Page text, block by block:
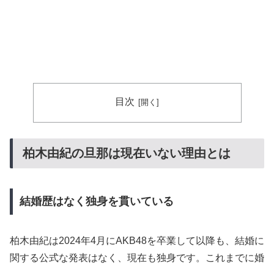
目次
柏木由紀の旦那は現在いない理由とは
結婚歴はなく独身を貫いている
柏木由紀は2024年4月にAKB48を卒業して以降も、結婚に
関する公式な発表はなく、現在も独身です。これまでに婚